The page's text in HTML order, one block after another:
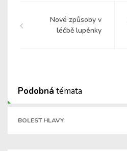
Nové způsoby v
léčbě lupénky
Podobná témata
BOLEST HLAVY